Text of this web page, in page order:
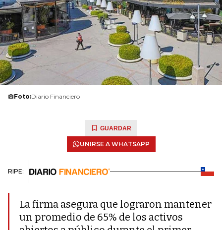
Foto:Diario Financiero
GUARDAR
UNIRSE A WHATSAPP
RIPE:
La firma asegura que lograron mantener
un promedio de 65% de los activos